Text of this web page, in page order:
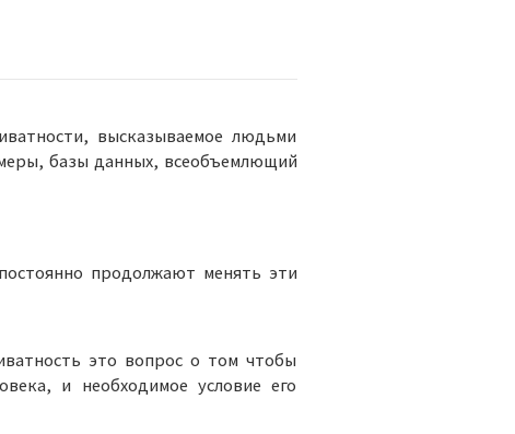
высказываемое людьми
базы данных, всеобъемлющий
продолжают менять эти
это вопрос о том чтобы
и необходимое условие его